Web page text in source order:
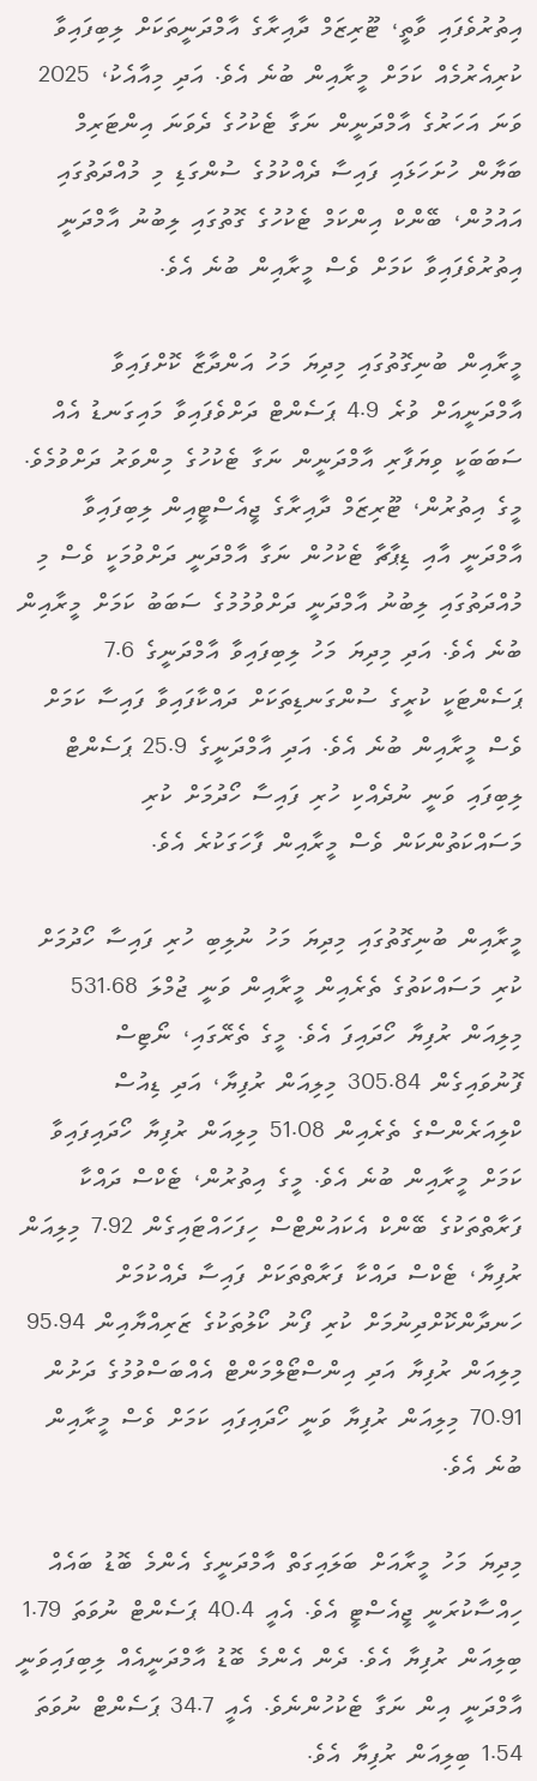
އިތުރުވެފައި ވާތީ، ޓޫރިޒަމް ދާއިރާގެ އާމްދަނީތަކަށް ލިބިފައިވާ
ކުރިއެރުމެއް ކަމަށް މީރާއިން ބުނެ އެވެ. އަދި މިއާއެކު، 2025
ވަނަ އަހަރުގެ އާމްދަނީން ނަގާ ޓެކުހުގެ ދެވަނަ އިންޓަރިމް
ބަޔާން ހުށަހަޅައި ފައިސާ ދެއްކުމުގެ ސުންގަޑި މި މުއްދަތުގައި
އައުމުން، ބޭންކް އިންކަމް ޓެކުހުގެ ގޮތުގައި ލިބުނު އާމްދަނީ
އިތުރުވެފައިވާ ކަމަށް ވެސް މީރާއިން ބުނެ އެވެ.
މީރާއިން ބުނިގޮތުގައި މިދިޔަ މަހު އަންދާޒާ ކޮށްފައިވާ
އާމްދަނީއަށް ވުރެ 4.9 ޕަސެންޓް ދަށްވެފައިވާ މައިގަނޑު އެއް
ސަބަބަކީ ވިޔަފާރި އާމްދަނީން ނަގާ ޓެކުހުގެ މިންވަރު ދަށްވުމެވެ.
މީގެ އިތުރުން، ޓޫރިޒަމް ދާއިރާގެ ޖީއެސްޓީއިން ލިބިފައިވާ
އާމްދަނީ އާއި ޑިޕާޗާ ޓެކުހުން ނަގާ އާމްދަނީ ދަށްވުމަކީ ވެސް މި
މުއްދަތުގައި ލިބުނު އާމްދަނީ ދަށްވުމުމުގެ ސަބަބު ކަމަށް މީރާއިން
ބުނެ އެވެ. އަދި މިދިޔަ މަހު ލިބިފައިވާ އާމްދަނީގެ 7.6
ޕަސެންޓަކީ ކުރީގެ ސުންގަނޑިތަކަށް ދައްކާފައިވާ ފައިސާ ކަމަށް
ވެސް މީރާއިން ބުނެ އެވެ. އަދި އާމްދަނީގެ 25.9 ޕަސެންޓް
ލިބިފައި ވަނީ ނުދެއްކި ހުރި ފައިސާ ހޯދުމަށް ކުރި
މަސައްކަތުންކަން ވެސް މީރާއިން ފާހަގަކުރެ އެވެ.
މީރާއިން ބުނިގޮތުގައި މިދިޔަ މަހު ނުލިބި ހުރި ފައިސާ ހޯދުމަށް
ކުރި މަސައްކަތުގެ ތެރެއިން މީރާއިން ވަނީ ޖުމްލަ 531.68
މިލިއަން ރުފިޔާ ހޯދައިފަ އެވެ. މީގެ ތެރޭގައި، ނޯޓިސް
ފޮނުވައިގެން 305.84 މިލިއަން ރުފިޔާ، އަދި ޑިއުސް
ކްލިއަރެންސްގެ ތެރެއިން 51.08 މިލިއަން ރުފިޔާ ހޯދައިފައިވާ
ކަމަށް މީރާއިން ބުނެ އެވެ. މީގެ އިތުރުން، ޓެކްސް ދައްކާ
ފަރާތްތަކުގެ ބޭންކް އެކައުންޓްސް ހިފަހައްޓައިގެން 7.92 މިލިއަން
ރުފިޔާ، ޓެކްސް ދައްކާ ފަރާތްތަކަށް ފައިސާ ދެއްކުމަށް
ހަނދާންކޮށްދިނުމަށް ކުރި ފޯނު ކޯލުތަކުގެ ޒަރިއްޔާއިން 95.94
މިލިއަން ރުފިޔާ އަދި އިންސްޓޯލްމަންޓް އެއްބަސްވުމުގެ ދަށުން
70.91 މިލިއަން ރުފިޔާ ވަނީ ހޯދައިފައި ކަމަށް ވެސް މީރާއިން
ބުނެ އެވެ.
މިދިޔަ މަހު މީރާއަށް ބަލައިގަތް އާމްދަނީގެ އެންމެ ބޮޑު ބައެއް
ހިއްސާކުރަނީ ޖީއެސްޓީ އެވެ. އެއީ 40.4 ޕަސެންޓް ނުވަތަ 1.79
ބިލިއަން ރުފިޔާ އެވެ. ދެން އެންމެ ބޮޑު އާމްދަނީއެއް ލިބިފައިވަނީ
އާމްދަނީ އިން ނަގާ ޓެކުހުންނެވެ. އެއީ 34.7 ޕަސެންޓް ނުވަތަ
1.54 ބިލިއަން ރުފިޔާ އެވެ.